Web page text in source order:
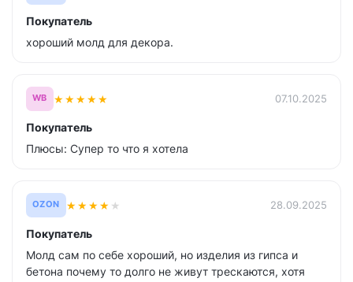
Покупатель
хороший молд для декора.
WB ★★★★★ 07.10.2025
Покупатель
Плюсы: Супер то что я хотела
OZON ★★★★ ★ 28.09.2025
Покупатель
Молд сам по себе хороший, но изделия из гипса и
бетона почему то долго не живут трескаются, хотя